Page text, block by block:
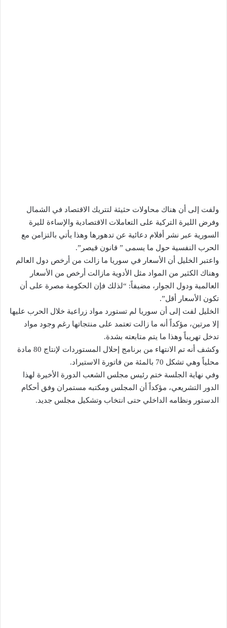
ولفت إلى أن هناك محاولات حثيثة لتتريك الاقتصاد في الشمال
وفرض الليرة التركية على التعاملات الاقتصادية والإساءة لليرة
السورية عبر نشر أفلام دعائية عن تدهورها وهذا يأتي بالتزامن مع
الحرب النفسية حول ما يسمى ” قانون قيصر”.
واعتبر الخليل أن الأسعار في سوريا ما زالت من أرخص دول العالم
وهناك الكثير من المواد مثل الأدوية مازالت أرخص من الأسعار
العالمية ودول الجوار، مضيفاً: “لذلك فإن الحكومة مصرة على أن
تكون الأسعار أقل”.
الخليل لفت إلى أن سوريا لم تستورد مواد زراعية خلال الحرب عليها
إلا مرتين، مؤكداً أنه ما زالت تعتمد على منتجاتها رغم وجود مواد
تدخل تهريباً وهذا ما يتم متابعته بشدة.
وكشف أنه تم الانتهاء من برنامج إحلال المستوردات لإنتاج 80 مادة
محلياً وهي تشكل 70 بالمئة من فاتورة الاستيراد.
وفي نهاية الجلسة ختم رئيس مجلس الشعب الدورة الأخيرة لهذا
الدور التشريعي، مؤكداً أن المجلس ومكتبه مستمران وفق أحكام
الدستور ونظامه الداخلي حتى انتخاب وتشكيل مجلس جديد.